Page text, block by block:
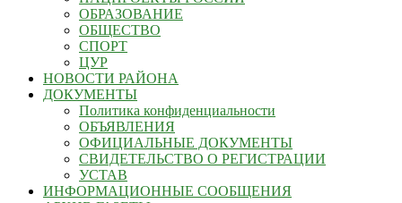
ОБРАЗОВАНИЕ
ОБЩЕСТВО
СПОРТ
ЦУР
НОВОСТИ РАЙОНА
ДОКУМЕНТЫ
Политика конфиденциальности
ОБЪЯВЛЕНИЯ
ОФИЦИАЛЬНЫЕ ДОКУМЕНТЫ
СВИДЕТЕЛЬСТВО О РЕГИСТРАЦИИ
УСТАВ
ИНФОРМАЦИОННЫЕ СООБЩЕНИЯ